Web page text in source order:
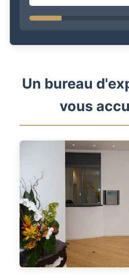
Un bureau
vous